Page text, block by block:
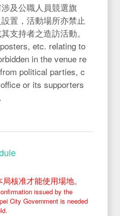
及公職人員競選旗
置，活動場所亦禁止
支持者之造訪活動。
etc. relating to
in the venue re
political parties, c
or its supporters
核准才能使用場地。
issued by the
City Government is needed